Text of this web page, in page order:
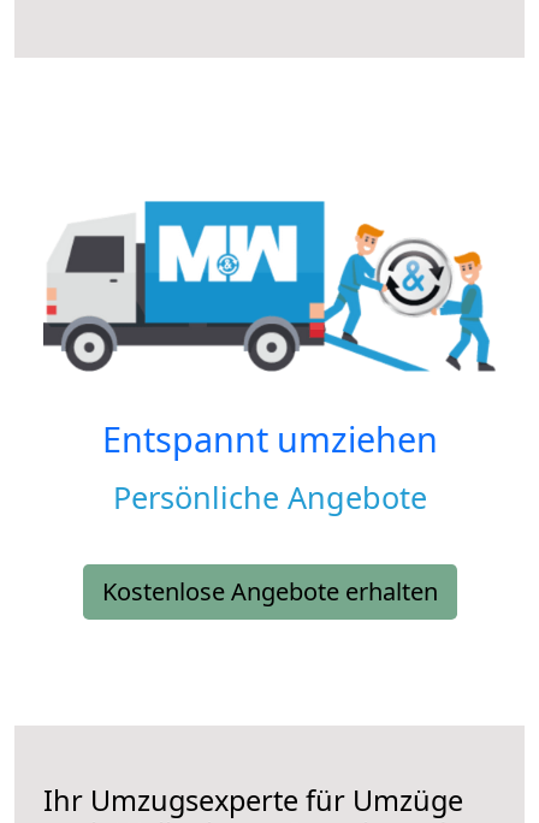
Entspannt umziehen
Persönliche Angebote
Kostenlose Angebote erhalten
Ihr Umzugsexperte für Umzüge